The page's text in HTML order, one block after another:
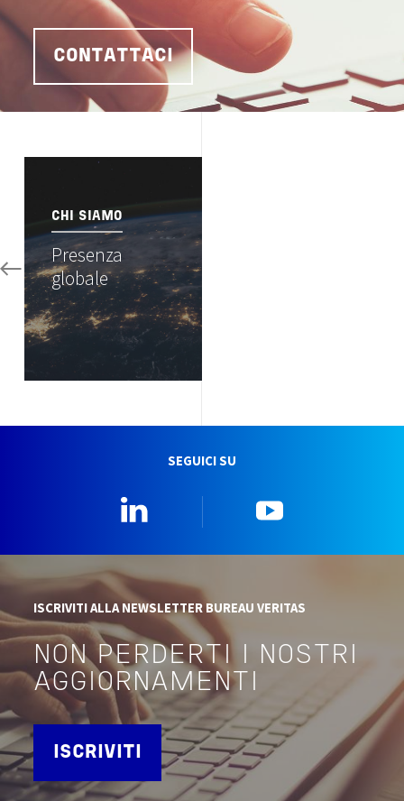
CONTATTACI
CHI SIAMO
Presenza
globale
SEGUICI SU
ISCRIVITI ALLA NEWSLETTER BUREAU VERITAS
NON PERDERTI I NOSTRI
AGGIORNAMENTI
ISCRIVITI